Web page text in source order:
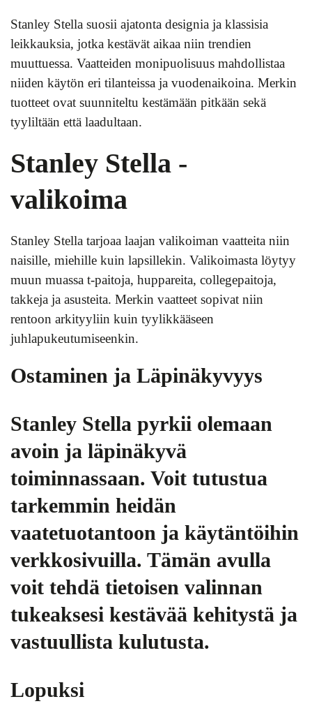
Stanley Stella suosii ajatonta designia ja klassisia
leikkauksia, jotka kestävät aikaa niin trendien
muuttuessa. Vaatteiden monipuolisuus mahdollistaa
niiden käytön eri tilanteissa ja vuodenaikoina. Merkin
tuotteet ovat suunniteltu kestämään pitkään sekä
tyyliltään että laadultaan.
Stanley Stella -
valikoima
Stanley Stella tarjoaa laajan valikoiman vaatteita niin
naisille, miehille kuin lapsillekin. Valikoimasta löytyy
muun muassa t-paitoja, huppareita, collegepaitoja,
takkeja ja asusteita. Merkin vaatteet sopivat niin
rentoon arkityyliin kuin tyylikkääseen
juhlapukeutumiseenkin.
Ostaminen ja Läpinäkyvyys
Stanley Stella pyrkii olemaan
avoin ja läpinäkyvä
toiminnassaan. Voit tutustua
tarkemmin heidän
vaatetuotantoon ja käytäntöihin
verkkosivuilla. Tämän avulla
voit tehdä tietoisen valinnan
tukeaksesi kestävää kehitystä ja
vastuullista kulutusta.
Lopuksi